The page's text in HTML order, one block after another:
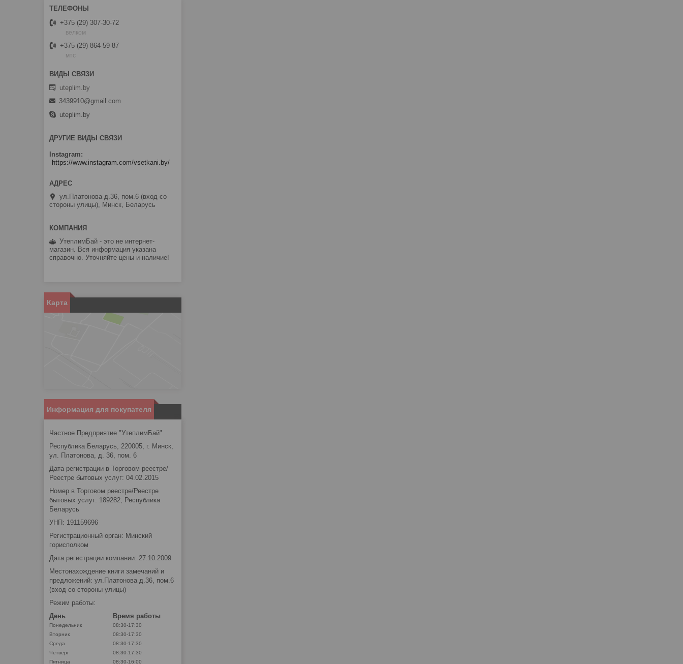
+375 (29) 307-30-72
велком
+375 (29) 864-59-87
мтс
uteplim.by
3439910@gmail.com
uteplim.by
ДРУГИЕ ВИДЫ СВЯЗИ
Instagram
https://www.instagram.com/vsetkani.by/
ул.Платонова д.36, пом.6 (вход со
стороны улицы), Минск, Беларусь
УтеплимБай - это не интернет-
магазин. Вся информация указана
справочно. Уточняйте цены и наличие!
Карта
Информация для покупателя
Частное Предприятие "УтеплимБай"
Республика Беларусь, 220005, г. Минск,
ул. Платонова, д. 36, пом. 6
Дата регистрации в Торговом реестре/
Реестре бытовых услуг: 04.02.2015
Номер в Торговом реестре/Реестре
бытовых услуг: 189282, Республика
Беларусь
УНП: 191159696
Регистрационный орган: Минский
горисполком
Дата регистрации компании: 27.10.2009
Местонахождение книги замечаний и
предложений: ул.Платонова д.36, пом.6
(вход со стороны улицы)
Режим работы:
День
Время работы
Понедельник
08:30-17:30
Вторник
08:30-17:30
Среда
08:30-17:30
Четверг
08:30-17:30
Пятница
08:30-16:00